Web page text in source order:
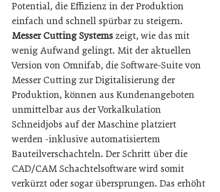
Potential, die Effizienz in der Produktion
einfach und schnell spürbar zu steigern.
Messer Cutting Systems zeigt, wie das mit
wenig Aufwand gelingt. Mit der aktuellen
Version von Omnifab, die Software-Suite von
Messer Cutting zur Digitalisierung der
Produktion, können aus Kundenangeboten
unmittelbar aus der Vorkalkulation
Schneidjobs auf der Maschine platziert
werden -inklusive automatisiertem
Bauteilverschachteln. Der Schritt über die
CAD/CAM Schachtelsoftware wird somit
verkürzt oder sogar übersprungen. Das erhöht